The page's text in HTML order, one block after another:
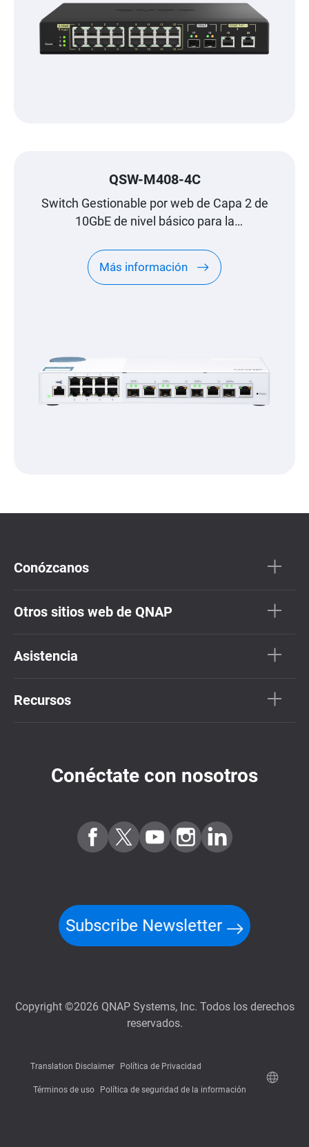
QSW-M408-4C
Switch Gestionable por web de Capa 2 de
10GbE de nivel básico para la
Más información
Conózcanos
Otros sitios web de QNAP
Asistencia
Recursos
Conéctate con nosotros
Subscribe Newsletter
Copyright ©2026 QNAP Systems, Inc. Todos los derechos
reservados.
Translation Disclaimer Política de Privacidad
Términos de uso Política de seguridad de la información